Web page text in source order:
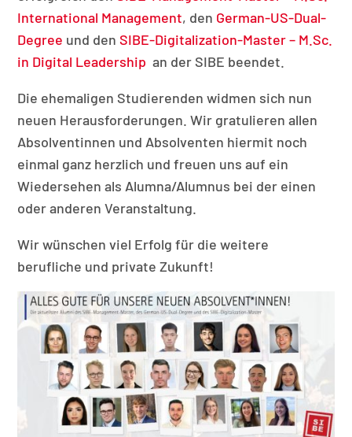
International Management, den German-US-Dual-
Degree und denSIBE-Digitalization-Master – M.Sc.
in Digital Leadership an der SIBE beendet.
Die ehemaligen Studierenden widmen sich nun
neuen Herausforderungen. Wir gratulieren allen
Absolventinnen und Absolventen hiermit noch
einmal ganz herzlich und freuen uns auf ein
Wiedersehen als Alumna/Alumnus bei der einen
oder anderen Veranstaltung.
Wir wünschen viel Erfolg für die weitere
berufliche und private Zukunft!